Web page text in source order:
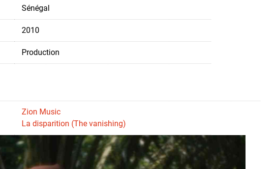
Sénégal
2010
Production
Zion Music
La disparition (The vanishing)